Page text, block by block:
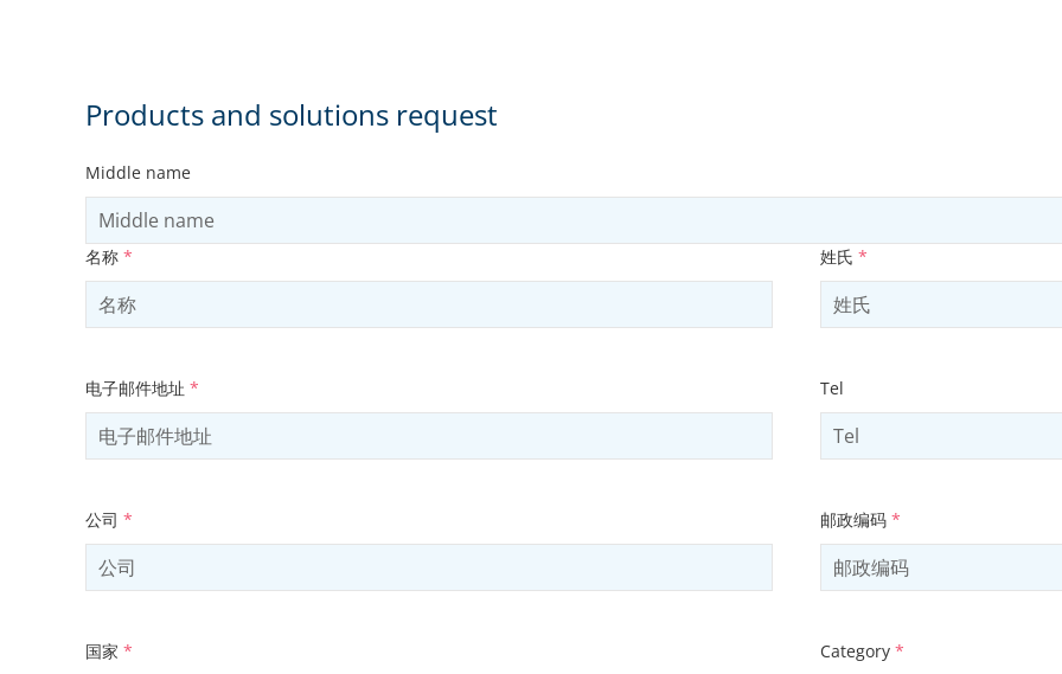
Products and solutions request
Middle name
名称 * 姓氏 *
电子邮件地址 * Tel
公司 * 邮政编码 *
国家 * Category *